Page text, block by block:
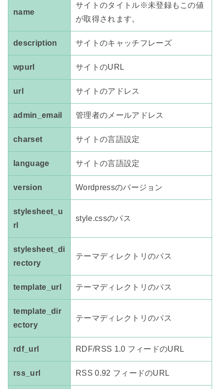
name
サイトのタイトル※未登録もこの値
が取得されます。
description サイトのキャッチフレーズ
wpurl サイトのURL
url サイトのアドレス
admin_email 管理者のメールアドレス
charset サイトの言語設定
language サイトの言語設定
version Wordpressのバージョン
stylesheet_u
rl
style.cssのパス
stylesheet_di
rectory
テーマディレクトリのパス
template_url テーマディレクトリのパス
template_dir
ectory
テーマディレクトリのパス
rdf_url RDF/RSS 1.0 フィードのURL
rss_url RSS 0.92 フィードのURL